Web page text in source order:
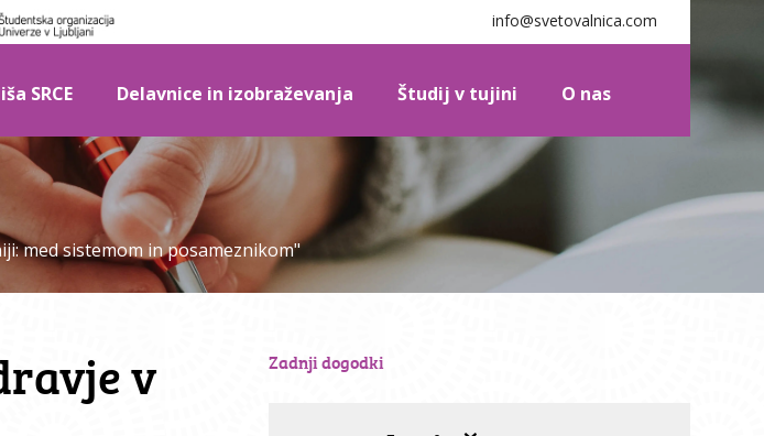
info@svetovalnica.com
SRCE Delavnice in izobraževanja Študij v tujini O nas
med sistemom in posameznikom"
v Zadnjidogodki